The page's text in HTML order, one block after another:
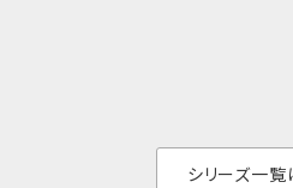
シリーズ一覧